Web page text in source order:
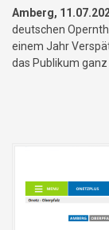
Amberg,
deutschen
einem Jahr
das Publikum ganz